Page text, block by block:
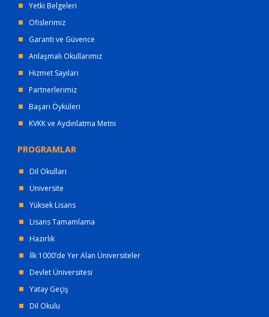
Yetki Belgeleri
Ofislerimiz
Garanti ve Güvence
Anlaşmalı Okullarımız
Hizmet Sayıları
Partnerlerimiz
Başarı Öyküleri
KVKK ve Aydınlatma Metni
PROGRAMLAR
Dil Okulları
Üniversite
Yüksek Lisans
Lisans Tamamlama
Hazırlık
İlk 1000’de Yer Alan Üniversiteler
Devlet Üniversitesi
Yatay Geçiş
Dil Okulu